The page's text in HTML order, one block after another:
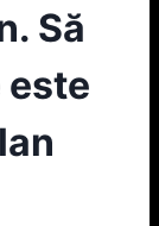
Să
este